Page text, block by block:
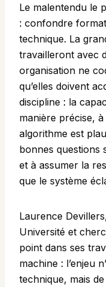
Le malentendu le
: confondre
technique. La
travailleront avec
organisation ne
qu’elles doivent
discipline : la
manière précise,
algorithme est
bonnes questions
et à assumer la
que le système
Laurence
Université et
point dans ses
machine : l’enjeu
technique, mais